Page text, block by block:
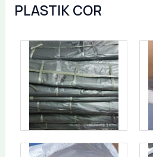
PLASTIK COR